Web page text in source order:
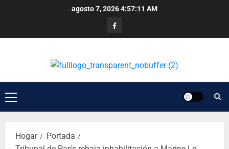
agosto 7, 20264:57:11 AM
Hogar
Portada